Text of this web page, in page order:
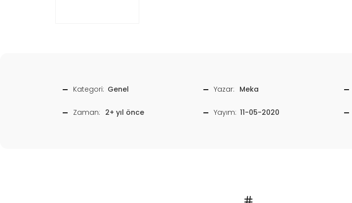
Kategori: Genel Yazar: Meka
Zaman: 2+ yıl önce Yayım: 11-05-2020